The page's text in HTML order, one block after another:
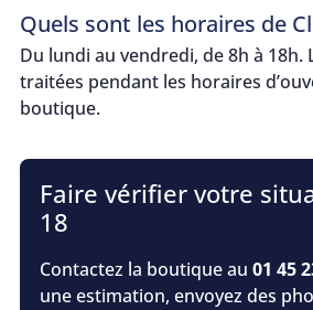
Quels sont les horaires de
Du lundi au vendredi, de 8h à 18h.
traitées pendant les horaires
boutique.
Faire vérifier votre
18
Contactez la boutique au 01 45
une estimation, envoyez des